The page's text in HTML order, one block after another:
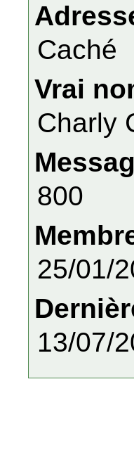
Caché
Vrai
Charly
800
25/01/
13/07/